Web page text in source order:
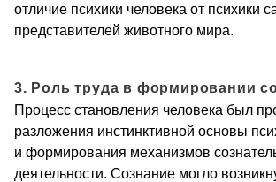
отличие психики человека от психики
представителей животного мира.
3. Роль труда в формировании
Процесс становления человека был
разложения инстинктивной основы
и формирования механизмов
деятельности. Сознание могло